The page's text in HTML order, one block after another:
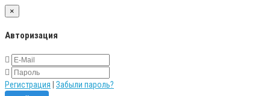
×
Авторизация
Регистрация Забыли пароль?